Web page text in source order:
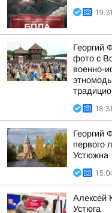
19:31
Георгий
фото с
военно-
18:31
Георгий
первого
Устюжна
Алексей
Устюга